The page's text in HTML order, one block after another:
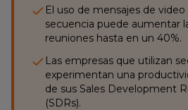
El uso de mensajes de
secuencia puede aumentar
reuniones hasta en un 40%.
Las empresas que utilizan
experimentan una
de sus Sales Development
(SDRs).